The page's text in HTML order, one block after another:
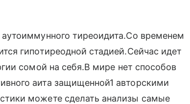
тиреоидита.Со временем
гипотиреодной стадией.Сейчас идет
сомой на себя.В мире нет способов
аита защищенной1 авторскими
можете сделать анализы самые